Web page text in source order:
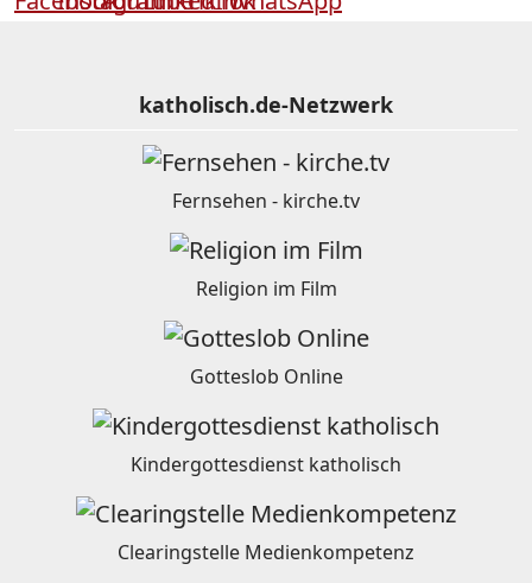
katholisch.de-Netzwerk
Fernsehen - kirche.tv
Religion im Film
Gotteslob Online
Kindergottesdienst katholisch
Clearingstelle Medienkompetenz